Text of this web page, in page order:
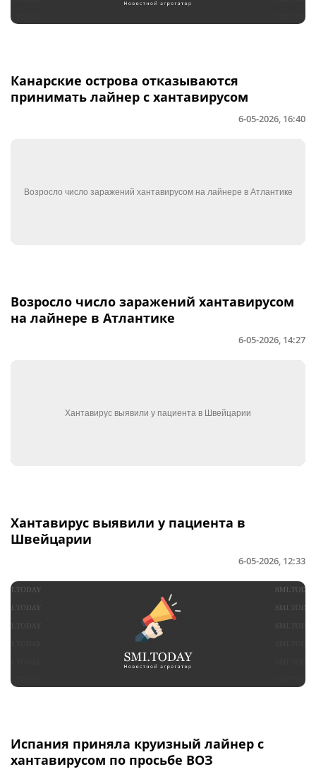
Канарские острова отказываются
принимать лайнер с хантавирусом
6-05-2026, 16:40
Возросло число заражений хантавирусом
на лайнере в Атлантике
6-05-2026, 14:27
Хантавирус выявили у пациента в
Швейцарии
6-05-2026, 12:33
Испания приняла круизный лайнер с
хантавирусом по просьбе ВОЗ